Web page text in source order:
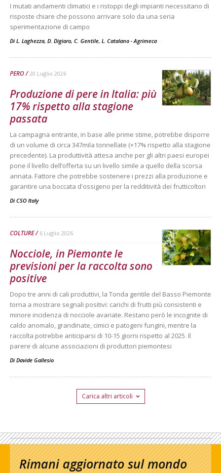
I mutati andamenti climatici e i ristoppi degli impianti necessitano di
risposte chiare che possono arrivare solo da una seria
sperimentazione di campo
Di L. Laghezza, D. Digiaro, C. Gentile, L. Catalano - Agrimeca -
PERO 20 Luglio 2026
Produzione di pere in Italia: più
17% rispetto alla stagione
passata
La campagna entrante, in base alle prime stime, potrebbe disporre
di un volume di circa 347mila tonnellate (+17% rispetto alla stagione
precedente). La produttività attesa anche per gli altri paesi europei
pone il livello dell’offerta su un livello simile a quello della scorsa
annata. Fattore che potrebbe sostenere i prezzi alla produzione e
garantire una boccata d'ossigeno per la redditività dei frutticoltori
Di CSO Italy
COLTURE 6 Luglio 2026
Nocciole, in Piemonte le
previsioni per la raccolta sono
positive
Dopo tre anni di cali produttivi, la Tonda gentile del Basso Piemonte
torna a mostrare segnali positivi: carichi di frutti più consistenti e
minore incidenza di nocciole avariate. Restano però le incognite di
caldo anomalo, grandinate, cimici e patogeni fungini, mentre la
raccolta potrebbe anticiparsi di 10-15 giorni rispetto al 2025. Il
parere di alcune associazioni di produttori piemontesi
Di Davide Gallesio
Carica altri articoli
Rimani aggiornato sul mondo